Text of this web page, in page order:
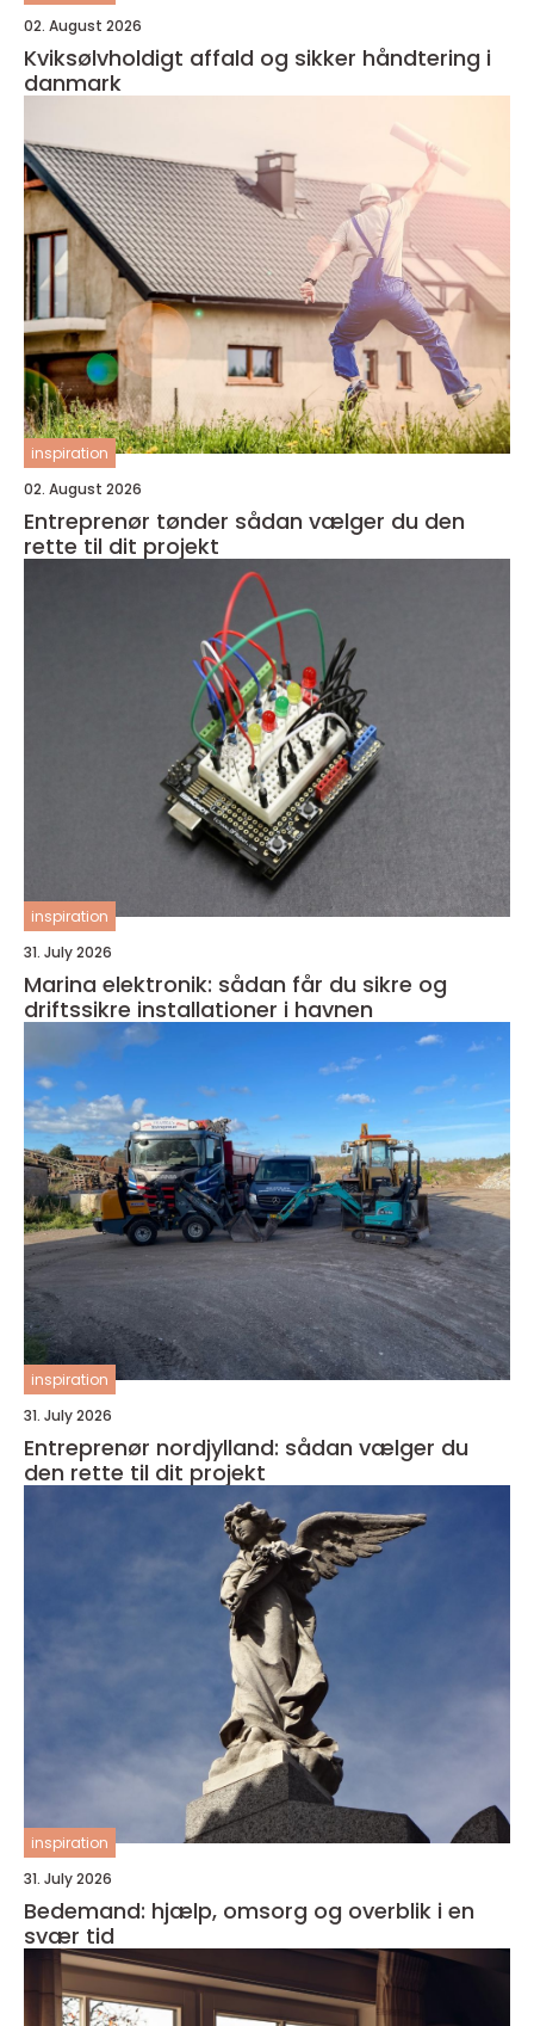
02. August 2026
Kviksølvholdigt affald og sikker håndtering i
danmark
inspiration
02. August 2026
Entreprenør tønder sådan vælger du den
rette til dit projekt
inspiration
31. July 2026
Marina elektronik: sådan får du sikre og
driftssikre installationer i havnen
inspiration
31. July 2026
Entreprenør nordjylland: sådan vælger du
den rette til dit projekt
inspiration
31. July 2026
Bedemand: hjælp, omsorg og overblik i en
svær tid